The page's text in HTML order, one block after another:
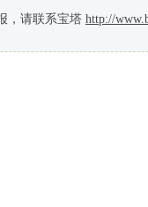
，请联系宝塔 http://